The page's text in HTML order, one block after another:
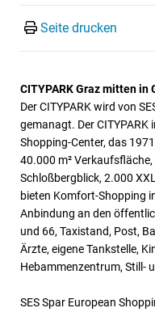
Seite drucken
CITYPARK Graz mitten in
Der CITYPARK wird von
gemanagt. Der
Shopping-Center, das
40.000 m²
Schloßbergblick, 2.000
bieten Komfort-Shopping
Anbindung an den
und 66, Taxistand, Post,
Ärzte, eigene Tankstelle,
Hebammenzentrum, Still-
SES Spar European